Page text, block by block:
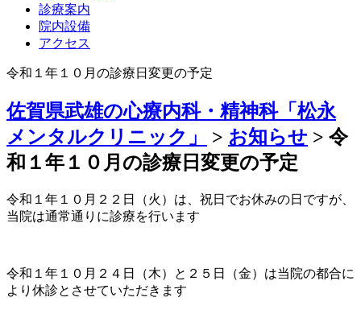
診療案内
院内設備
アクセス
令和１年１０月の診療日変更の予定
佐賀県武雄の心療内科・精神科「松永
メンタルクリニック」
> お知らせ > 令
和１年１０月の診療日変更の予定
令和１年１０月２２日（火）は、祝日でお休みの日ですが、
当院は通常通りに診療を行います
令和１年１０月２４日（木）と２５日（金）は当院の都合に
より休診とさせていただきます